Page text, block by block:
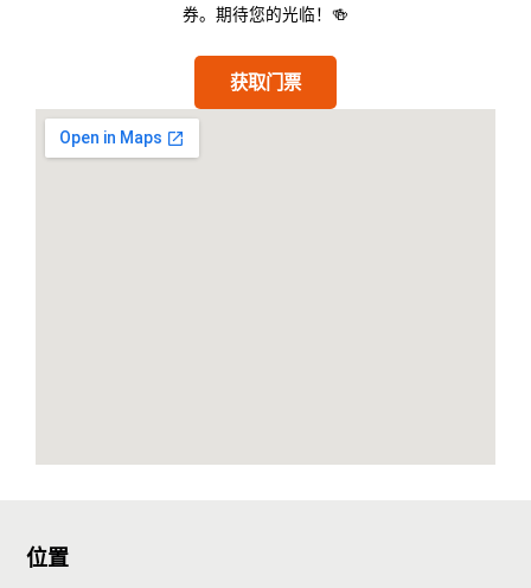
券。期待您的光临！🍻
获取门票
位置